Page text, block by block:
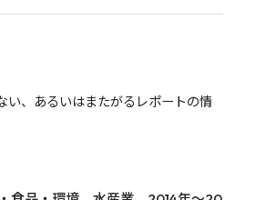
い、あるいはまたがるレポートの情